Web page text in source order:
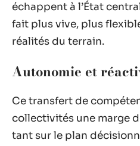
échappent à l’État
fait plus vive, plus
réalités du terrain.
Autonomie et
Ce transfert de
collectivités une marge
tant sur le plan